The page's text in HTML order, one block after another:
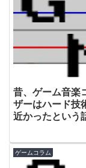
昔、ゲーム音楽
ザーはハード技
近かったという
ゲームコラム